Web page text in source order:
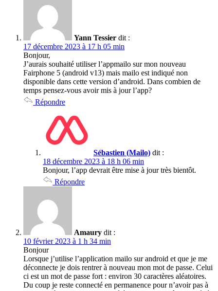
Yann Tessier dit :
17 décembre 2023 à 17 h 05 min
Bonjour,
J’aurais souhaité utiliser l’appmailo sur mon nouveau
Fairphone 5 (android v13) mais mailo est indiqué non
disponible dans cette version d’android. Dans combien de
temps pensez-vous avoir mis à jour l’app?
Répondre
Sébastien (Mailo) dit :
18 décembre 2023 à 18 h 06 min
Bonjour, l’app devrait être mise à jour très bientôt.
Répondre
Amaury dit :
10 février 2023 à 1 h 34 min
Bonjour
Lorsque j’utilise l’application mailo sur android et que je me
déconnecte je dois rentrer à nouveau mon mot de passe. Celui
ci est un mot de passe fort : environ 30 caractères aléatoires.
Du coup je reste connecté en permanence pour n’avoir pas à